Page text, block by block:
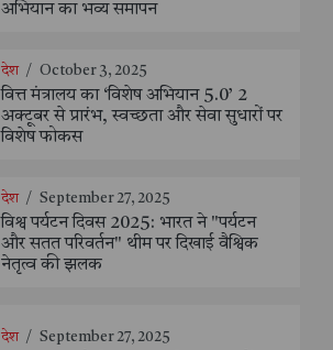
अभियान का भव्य समापन
देश / October 3, 2025
वित्त मंत्रालय का ‘विशेष अभियान 5.0’ 2
अक्टूबर से प्रारंभ, स्वच्छता और सेवा सुधारों पर
विशेष फोकस
देश / September 27, 2025
विश्व पर्यटन दिवस 2025: भारत ने "पर्यटन
और सतत परिवर्तन" थीम पर दिखाई वैश्विक
नेतृत्व की झलक
देश / September 27, 2025